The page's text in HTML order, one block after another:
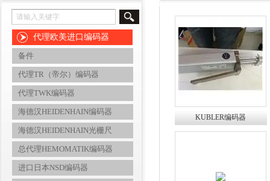
代理欧美进口编码器
备件
代理TR（帝尔）编码器
代理TWK编码器
海德汉HEIDENHAIN编码器
海德汉HEIDENHAIN光栅尺
总代理HEMOMATIK编码器
进口日本NSD编码器
KUBLER编码器
8.A020.4511.1024翊霈优质推